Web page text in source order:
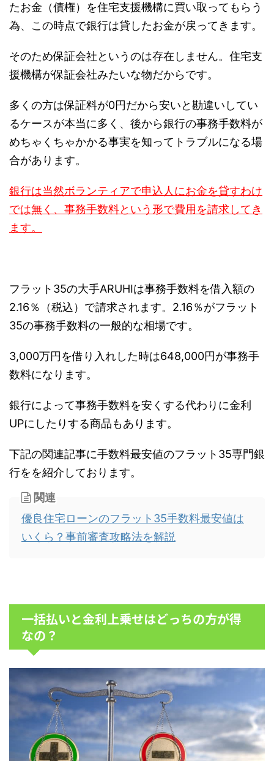
たお金（債権）を住宅支援機構に買い取ってもらう
為、この時点で銀行は貸したお金が戻ってきます。
そのため保証会社というのは存在しません。住宅支
援機構が保証会社みたいな物だからです。
多くの方は保証料が0円だから安いと勘違いしてい
るケースが本当に多く、後から銀行の事務手数料が
めちゃくちゃかかる事実を知ってトラブルになる場
合があります。
銀行は当然ボランティアで申込人にお金を貸すわけ
では無く、事務手数料という形で費用を請求してき
ます。
フラット35の大手ARUHIは事務手数料を借入額の
2.16％（税込）で請求されます。2.16％がフラット
35の事務手数料の一般的な相場です。
3,000万円を借り入れした時は648,000円が事務手
数料になります。
銀行によって事務手数料を安くする代わりに金利
UPにしたりする商品もあります。
下記の関連記事に手数料最安値のフラット35専門銀
行をを紹介しております。
関連
優良住宅ローンのフラット35手数料最安値は
いくら？事前審査攻略法を解説
一括払いと金利上乗せはどっちの方が得
なの？